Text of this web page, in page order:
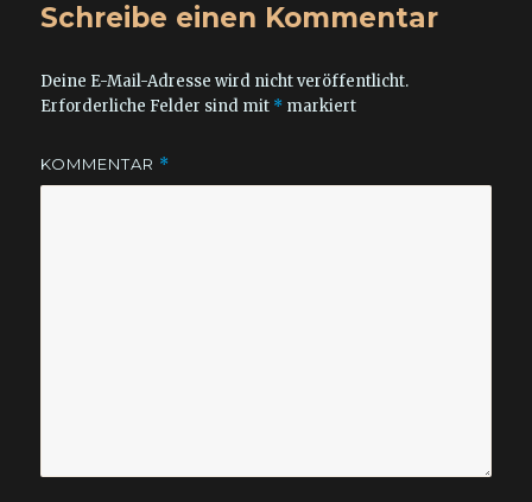
Schreibe einen Kommentar
Deine E-Mail-Adresse wird nicht veröffentlicht.
Erforderliche Felder sind mit * markiert
KOMMENTAR *